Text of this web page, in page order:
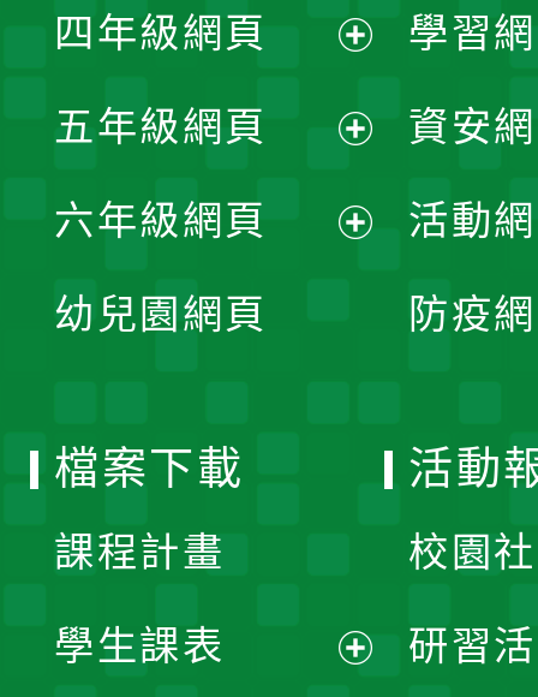
單
選
單
開
選
單
四年級網頁
開
選
五年級網頁
開
六年級網頁
幼兒園網頁
學習
資安
活動
防疫
檔案下載
課程計畫
學生課表
活動
校園
研習